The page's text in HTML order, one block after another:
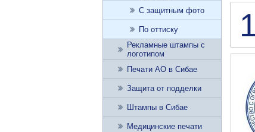
С защитным фото
По оттиску
Рекламные штампы с
логотипом
Печати АО в Сибае
Защита от подделки
Штампы в Сибае
Медицинские печати